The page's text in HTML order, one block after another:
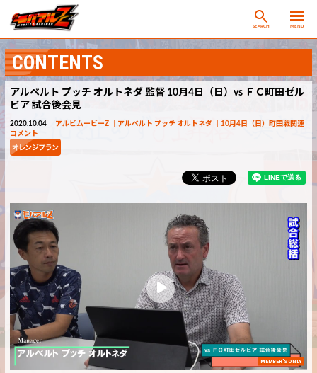
SEARCH MENU
CONTENTS
アルベルト プッチ オルトネダ 監督 10月4日（日）vs ＦＣ町田ゼル
ビア 試合後会見
2020.10.04 アルビムービーZ アルベルト プッチ オルトネダ
10月4日（日）町田戦関連
コメント
MEMBER'S ONLY